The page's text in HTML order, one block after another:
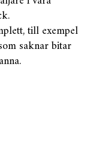
till exempel
saknar bitar